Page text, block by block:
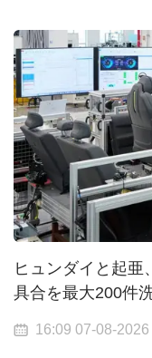
ヒュンダイと起亜
具合を最大200件
16:09 07-08-2026